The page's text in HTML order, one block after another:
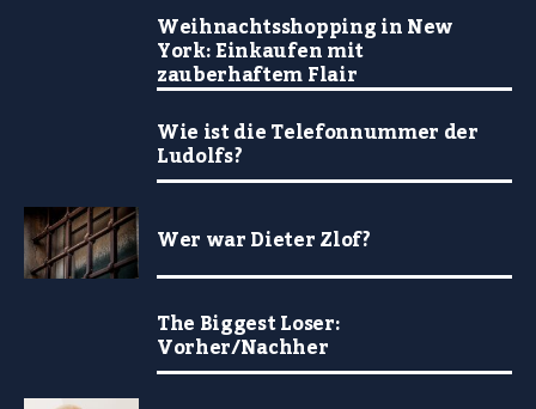
Weihnachtsshopping in New
York: Einkaufen mit
zauberhaftem Flair
Wie ist die Telefonnummer der
Ludolfs?
Wer war Dieter Zlof?
The Biggest Loser:
Vorher/Nachher